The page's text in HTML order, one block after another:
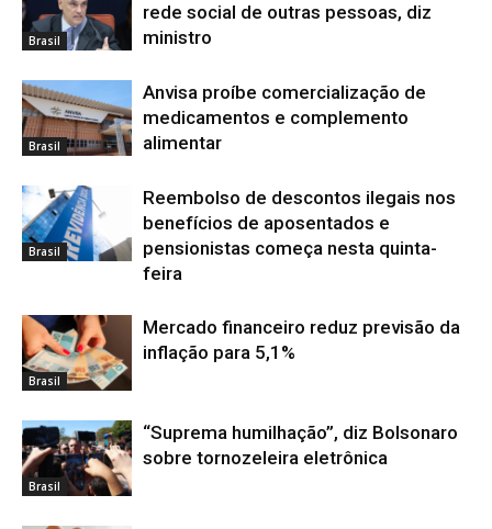
Brasil
rede social de outras pessoas, diz
ministro
Brasil
Anvisa proíbe comercialização de
medicamentos e complemento
alimentar
Brasil
Reembolso de descontos ilegais nos
benefícios de aposentados e
pensionistas começa nesta quinta-
feira
Brasil
Mercado financeiro reduz previsão da
inflação para 5,1%
Brasil
“Suprema humilhação”, diz Bolsonaro
sobre tornozeleira eletrônica